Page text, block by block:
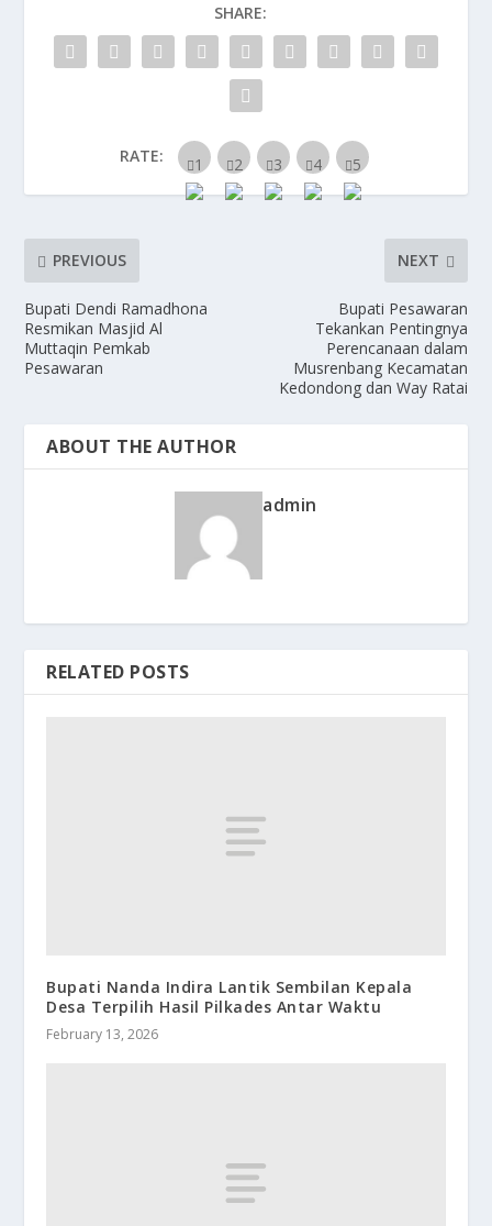
SHARE:
RATE:
PREVIOUS
Bupati Dendi Ramadhona
Resmikan Masjid Al
Muttaqin Pemkab
Pesawaran
NEXT
Bupati Pesawaran
Tekankan Pentingnya
Perencanaan dalam
Musrenbang Kecamatan
Kedondong dan Way Ratai
ABOUT THE AUTHOR
admin
RELATED POSTS
Bupati Nanda Indira Lantik Sembilan Kepala
Desa Terpilih Hasil Pilkades Antar Waktu
February 13, 2026